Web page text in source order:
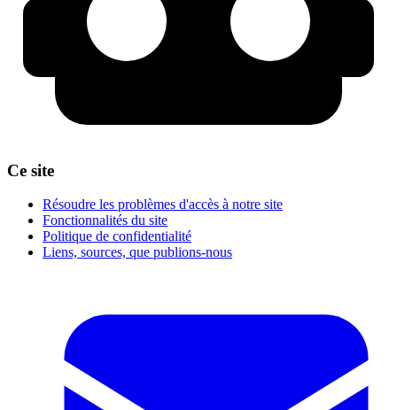
Ce site
Résoudre les problèmes d'accès à notre site
Fonctionnalités du site
Politique de confidentialité
Liens, sources, que publions-nous